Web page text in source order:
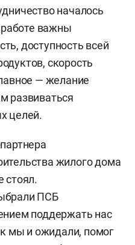
началось
важны
доступность всей
скорость
— желание
развиваться
целей.
жилого дома
стоял.
ПСБ
поддержать нас
мы и ожидали, помог